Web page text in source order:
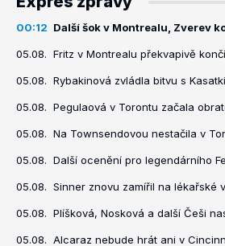
00:12 Další šok v Montrealu, Zverev
05.08. Fritz v Montrealu překvapivě končí
05.08. Rybakinová zvládla bitvu s
05.08. Pegulaová v Torontu začala
05.08. Na Townsendovou nestačila v
05.08. Další ocenění pro legendárního
05.08. Sinner znovu zamířil na lékařské
05.08. Plíšková, Nosková a další Češi
05.08. Alcaraz nebude hrát ani v